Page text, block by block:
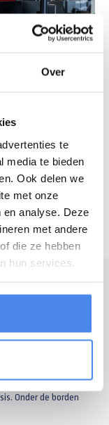
Over
te
media te bieden
Ook delen we
met onze
analyse. Deze
met andere
die ze hebben
hun services.
7:30 - 16:30 uur
8:30 - 12:00 uur
voor de professional.
optimale
spansluitingen zijn
De
Onder de borden